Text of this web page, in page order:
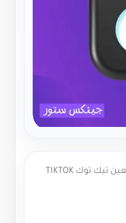
/ زيادة متابعين تيك توك TIKTOK